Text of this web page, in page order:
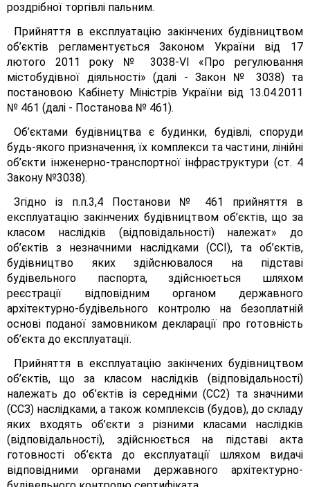
роздрібної торгівлі пальним.
Прийняття в експлуатацію закінчених будівництвом
об’єктів регламентується Законом України від 17
лютого 2011 року № 3038-VI «Про регулювання
містобудівної діяльності» (далі - Закон № 3038) та
постановою Кабінету Міністрів України від 13.04.2011
№ 461 (далі - Постанова № 461).
Об’єктами будівництва є будинки, будівлі, споруди
будь-якого призначення, їх комплекси та частини, лінійні
об’єкти інженерно-транспортної інфраструктури (ст. 4
Закону №3038).
Згідно із п.п.3,4 Постанови № 461 прийняття в
експлуатацію закінчених будівництвом об’єктів, що за
класом наслідків (відповідальності) належат» до
об’єктів з незначними наслідками (CCI), та об’єктів,
будівництво яких здійснювалося на підставі
будівельного паспорта, здійснюється шляхом
реєстрації відповідним органом державного
архітектурно-будівельного контролю на безоплатній
основі поданої замовником декларації про готовність
об’єкта до експлуатації.
Прийняття в експлуатацію закінчених будівництвом
об’єктів, що за класом наслідків (відповідальності)
належать до об’єктів із середніми (СС2) та значними
(ССЗ) наслідками, а також комплексів (будов), до складу
яких входять об’єкти з різними класами наслідків
(відповідальності), здійснюється на підставі акта
готовності об’єкта до експлуатації шляхом видачі
відповідними органами державного архітектурно-